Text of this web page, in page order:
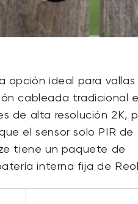
opción ideal para vallas
cableada tradicional
de alta resolución 2K,
el sensor solo PIR de
tiene un paquete de
interna fija de